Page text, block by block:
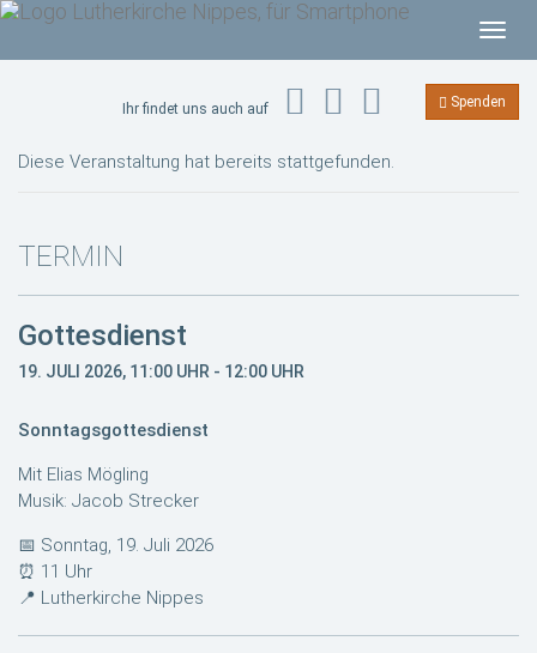
T
o
g
g
Ihr findet uns auch auf Spenden
Diese Veranstaltung hat bereits stattgefunden.
TERMIN
Gottesdienst
19. JULI 2026, 11:00 UHR - 12:00 UHR
Sonntagsgottesdienst
Mit Elias Mögling
Musik: Jacob Strecker
📅 Sonntag, 19. Juli 2026
⏰ 11 Uhr
📍 Lutherkirche Nippes